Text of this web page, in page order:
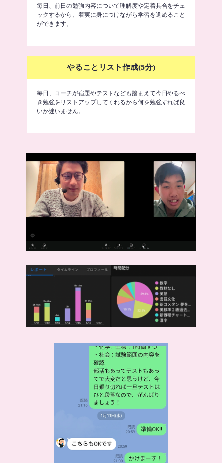
毎日、前日の勉強内容について理解度や定着具合をチェ
ックするから、着実に身につけながら学習を進めること
ができます。
やることリスト作成(5分)
毎日、コーチが宿題やテストなども踏まえて今日やるべ
き勉強をリストアップしてくれるから何を勉強すれば良
いか迷いません。